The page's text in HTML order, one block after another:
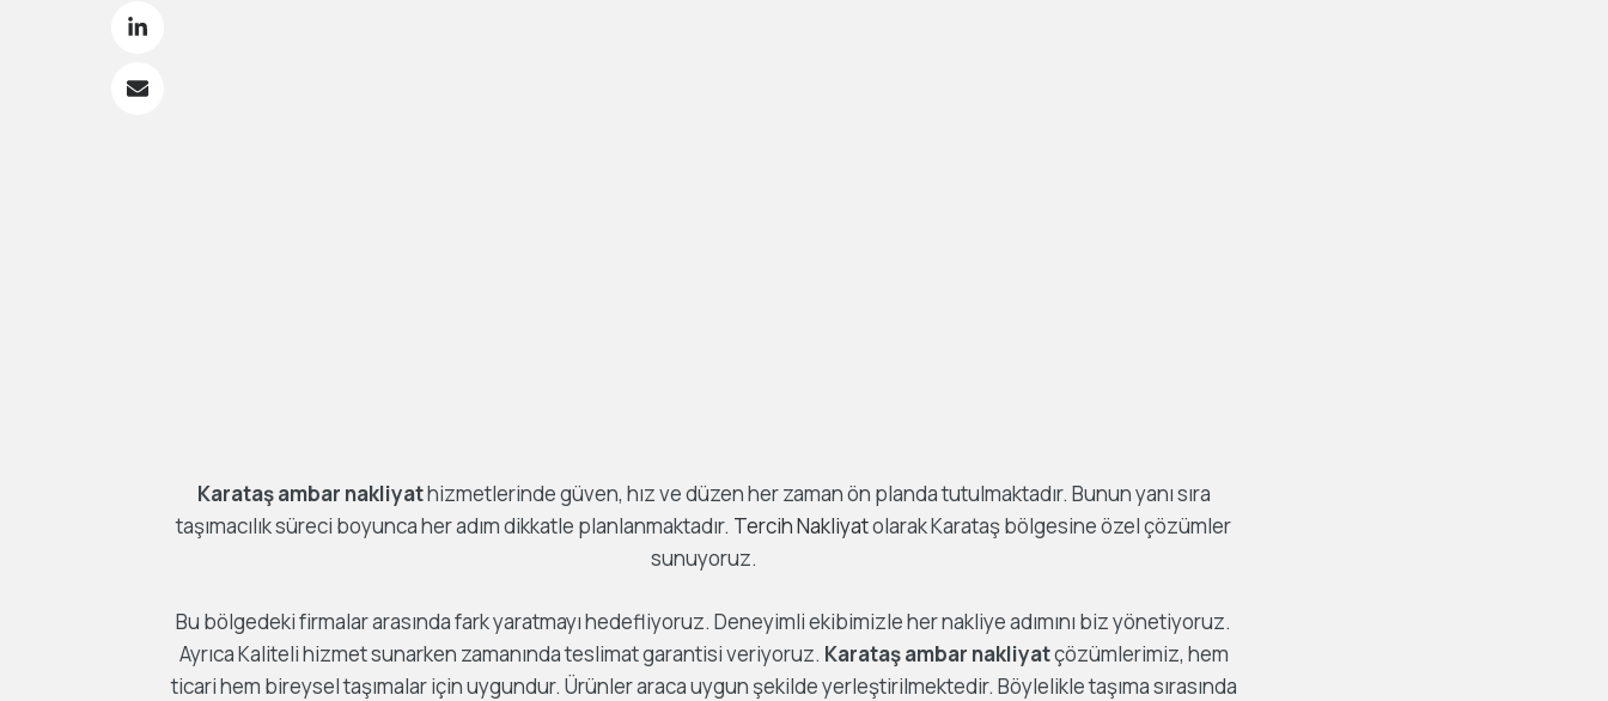
Karataş ambar nakliyathizmetlerinde güven, hız ve düzen her zaman ön planda tutulmaktadır. Bunun yanı sıra
taşımacılık süreci boyunca her adım dikkatle planlanmaktadır. Tercih Nakliyatolarak Karataş bölgesine özel çözümler
sunuyoruz.
Bu bölgedeki firmalar arasında fark yaratmayı hedefliyoruz. Deneyimli ekibimizle her nakliye adımını biz yönetiyoruz.
Ayrıca Kaliteli hizmet sunarken zamanında teslimat garantisi veriyoruz. Karataş ambar nakliyatçözümlerimiz, hem
ticari hem bireysel taşımalar için uygundur. Ürünler araca uygun şekilde yerleştirilmektedir. Böylelikle taşıma sırasında